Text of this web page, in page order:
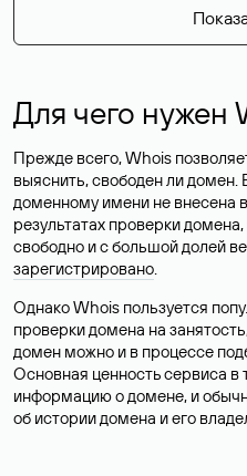
Для чего нужен
Прежде всего, Whois
выяснить, свободен ли
доменному имени не внесена
результатах проверки
свободно и с большой долей
зарегистрировано.
Однако Whois пользуется
проверки домена на
домен можно и в процессе
Основная ценность сервиса
информацию о домене, и
об истории домена и его